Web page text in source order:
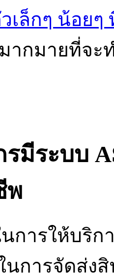
เล็กๆ น้อย
ากมายที่จะ
มีระบบ
พ
การให้บริก
นการจัดส่ง